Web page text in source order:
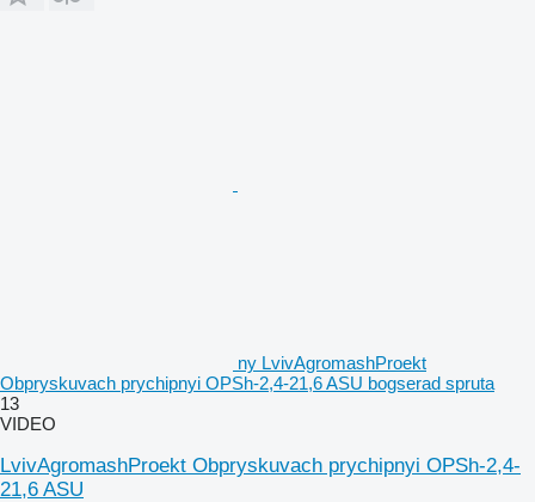
ny LvivAgromashProekt
Obpryskuvach prychipnyi OPSh-2,4-21,6 ASU bogserad spruta
13
VIDEO
LvivAgromashProekt Obpryskuvach prychipnyi OPSh-2,4-
21,6 ASU